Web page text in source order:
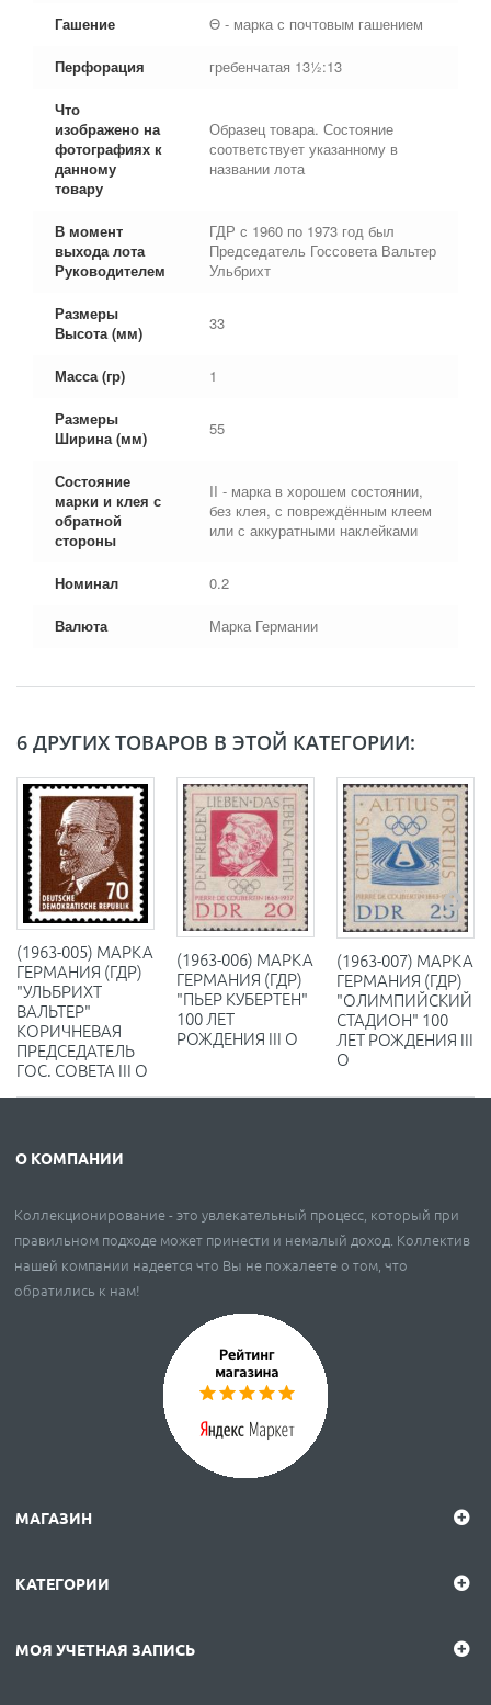
Гашение Θ - марка с почтовым гашением
Перфорация гребенчатая 13½:13
Что
изображено на
фотографиях к
данному
товару
Образец товара. Состояние
соответствует указанному в
названии лота
В момент
выхода лота
Руководителем
ГДР с 1960 по 1973 год был
Председатель Госсовета Вальтер
Ульбрихт
Размеры
Высота (мм)
33
Масса (гр) 1
Размеры
Ширина (мм)
55
Состояние
марки и клея с
обратной
стороны
II - марка в хорошем состоянии,
без клея, с повреждённым клеем
или с аккуратными наклейками
Номинал 0.2
Валюта Марка Германии
6 ДРУГИХ ТОВАРОВ В ЭТОЙ КАТЕГОРИИ:
(1963-005) МАРКА
ГЕРМАНИЯ (ГДР)
"УЛЬБРИХТ
ВАЛЬТЕР"
КОРИЧНЕВАЯ
ПРЕДСЕДАТЕЛЬ
ГОС. СОВЕТА III O
(1963-006) МАРКА
ГЕРМАНИЯ (ГДР)
"ПЬЕР КУБЕРТЕН"
100 ЛЕТ
РОЖДЕНИЯ III O
(1963-007) МАРКА
ГЕРМАНИЯ (ГДР)
"ОЛИМПИЙСКИЙ
СТАДИОН" 100
ЛЕТ РОЖДЕНИЯ III
O
О КОМПАНИИ
Коллекционирование - это увлекательный процесс, который при
правильном подходе может принести и немалый доход. Коллектив
нашей компании надеется что Вы не пожалеете о том, что
обратились к нам!
МАГАЗИН
КАТЕГОРИИ
МОЯ УЧЕТНАЯ ЗАПИСЬ